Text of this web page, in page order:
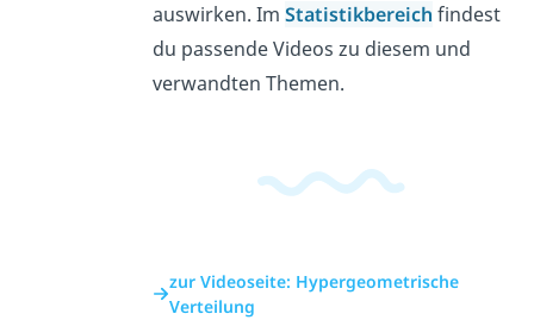
auswirken. ImStatistikbereich findest
du passende Videos zu diesem und
verwandten Themen.
zur Videoseite: Hypergeometrische
Verteilung